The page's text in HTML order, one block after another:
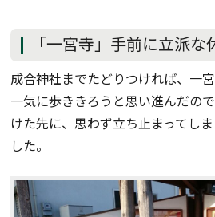
「一宮寺」手前に立派な
成合神社までたどりつければ、一
一気に歩ききろうと思い進んだの
けた先に、思わず立ち止まってし
した。